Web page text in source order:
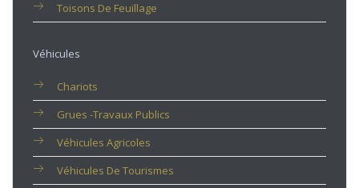
Toisons De Feuillage
Véhicules
Chariots
Grues -travaux Publics
Véhicules Agricoles
Véhicules De Tourismes